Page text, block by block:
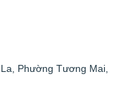
Phường Tương Mai,